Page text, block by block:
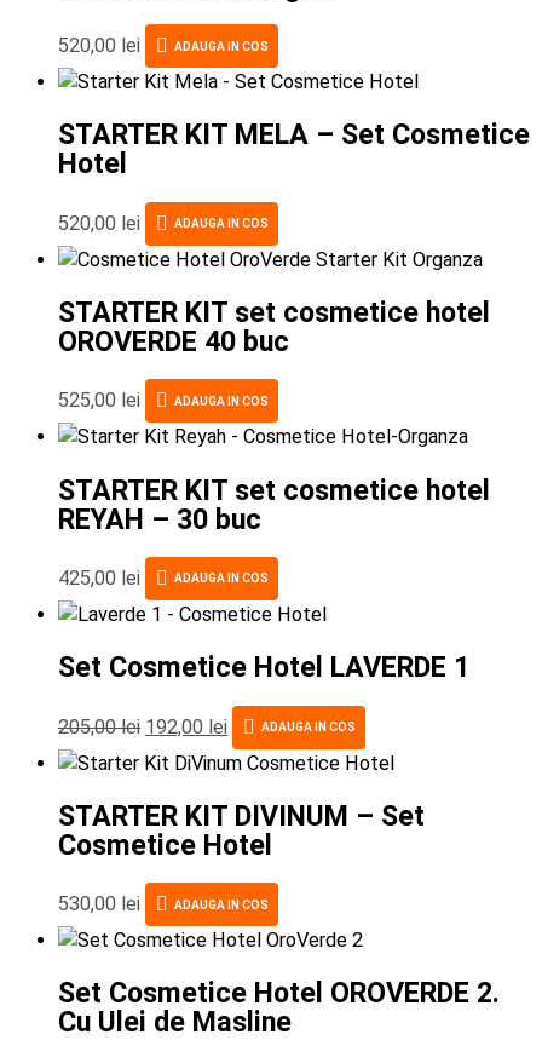
520,00 lei ADAUGA IN COS
STARTER KIT MELA – Set Cosmetice
Hotel
520,00 lei ADAUGA IN COS
STARTER KIT set cosmetice hotel
OROVERDE 40 buc
525,00 lei ADAUGA IN COS
STARTER KIT set cosmetice hotel
REYAH – 30 buc
425,00 lei ADAUGA IN COS
Set Cosmetice Hotel LAVERDE 1
205,00lei 192,00 lei ADAUGA IN COS
STARTER KIT DIVINUM – Set
Cosmetice Hotel
530,00 lei ADAUGA IN COS
Set Cosmetice Hotel OROVERDE 2.
Cu Ulei de Masline